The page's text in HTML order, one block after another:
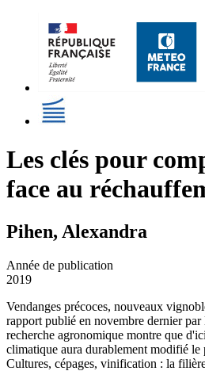
Les clés pour
face au
Pihen, Alexandra
Année de publication
2019
Vendanges précoces, nouveaux
rapport publié en novembre dernier
recherche agronomique montre que
climatique aura durablement modifié le
Cultures, cépages, vinification : la